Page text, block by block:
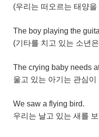
(우리는 떠오르는 태양을
The boy playing the
(기타를 치고 있는 소년
The crying baby needs
울고 있는 아기는 관심이
We saw a flying bird.
우리는 날고 있는 새를